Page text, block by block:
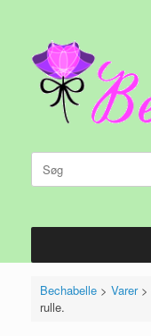
Søg
efter:
Bechabelle> Varer>
rulle.